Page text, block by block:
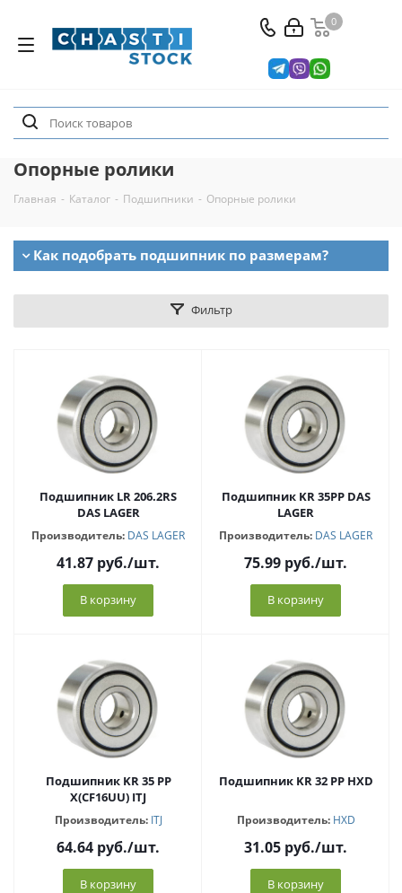
0
Опорные ролики
Главная - Каталог - Подшипники - Опорные ролики
Как подобрать подшипник по размерам?
Фильтр
Подшипник LR 206.2RS
DAS LAGER
Производитель: DAS LAGER
41.87 руб./шт.
В корзину
Подшипник KR 35PP DAS
LAGER
Производитель: DAS LAGER
75.99 руб./шт.
В корзину
Подшипник KR 35 PP
X(CF16UU) ITJ
Производитель: ITJ
64.64 руб./шт.
В корзину
Подшипник KR 32 PP HXD
Производитель: HXD
31.05 руб./шт.
В корзину